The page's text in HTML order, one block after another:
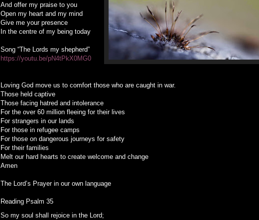
And offer my praise to you
Open my heart and my mind
Give me your presence
In the centre of my being today
Song “The Lords my shepherd”
https://youtu.be/pN4tPkX0MG0
Loving God move us to comfort those who are caught in war.
Those held captive
Those facing hatred and intolerance
For the over 60 million fleeing for their lives
For strangers in our lands
For those in refugee camps
For those on dangerous journeys for safety
For their families
Melt our hard hearts to create welcome and change
Amen
The Lord’s Prayer in our own language
Reading Psalm 35
So my soul shall rejoice in the Lord;